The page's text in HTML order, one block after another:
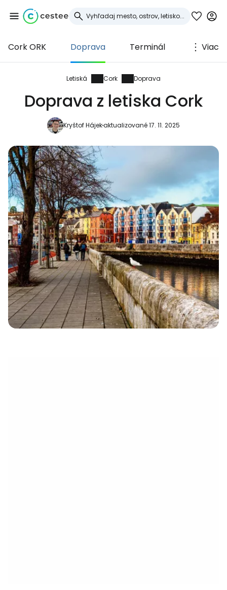
Cork ORK Doprava Terminál Viac
Letiská Cork Doprava
Doprava z letiska Cork
Kryštof Hájekaktualizované 17. 11. 2025
Prihláste sa do
služby Cestee
... celosvetovej komunity cestovateľov
Pokračovať so službou Google
Pokračovať na Facebooku
Pokračovať s e-mailom